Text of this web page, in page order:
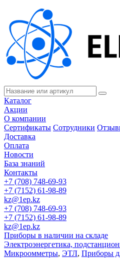
Каталог
Акции
О компании
Сертификаты Сотрудники
Доставка
Оплата
Новости
База знаний
Контакты
+7 (708) 748-69-93
+7 (7152) 61-98-89
kz@1ep.kz
+7 (708) 748-69-93
+7 (7152) 61-98-89
kz@1ep.kz
Приборы в наличии на складе
Электроэнергетика,
Микроомметры, ЭТЛ, Приборы